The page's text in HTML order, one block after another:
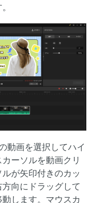
動画を選択してハイ
ーソルを動画クリ
が矢印付きのカッ
向にドラッグして
します。マウスカ